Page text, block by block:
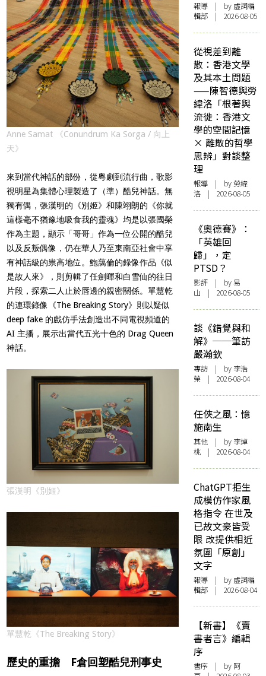
Anne Samat 《Conundrum Ka Sorga / 向上
天》
來到當代神話的部份，從粵劇到流行曲，歌影
視明星為集體心理製造了（準）酷兒神話。無
獨有偶，張漢明的《別姬》和陳翊朗的《你就
這樣毫不猶豫地吸食我的靈魂》均是以張國榮
作為主題，顯示「哥哥」作為一位公開的酷兒
以及反叛偶像，仍在華人乃至東南亞社會中享
有神話級的祟高地位。鮑藹倫的錄像作品《似
是故人來》，則剪輯了任劍暉和白雪仙的往日
片段，探索二人止於唇邊的親密關係。單慧乾
的連環錄像《The Breaking Story》則以疑似
deep fake 的戲仿手法創造出不同電視頻道的
AI 主播，展示出當代五光十色的 Drag Queen
神話。
張漢明《別姬》
單慧乾《The Breaking Story》
歷史的重擔 F倉回塑酷兒刑事史
報導 | by 虛詞編
輯部 | 2026-08-05
從視差到離
散：香港文學
及其本土問題
——陳智德與勞
緯洛「根著與
流徙：香港文
學的空間記憶
× 離散的哲學
思辨」對談整
理
報導 | by 勞緯
洛 | 2026-08-05
《奧德賽》：
「英雄回
歸」，定
PTSD？
影評 | by 易
山 | 2026-08-05
談《錯覺與和
解》──筆訪
嚴瀚欽
專訪 | by 李浩
榮 | 2026-08-04
任俠之風：憶
施南生
其他 | by 李焯
桃 | 2026-08-04
ChatGPT拒生
成模仿作家風
格指令 在世及
已故文豪皆受
限 改提供相近
氛圍「原創」
文字
報導 | by 虛詞編
輯部 | 2026-08-04
【新書】《賣
書者言》編輯
序
書序 | by 阿